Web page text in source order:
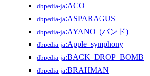
dbpedia-ja:ACO
dbpedia-ja:ASPARAGUS
dbpedia-ja:AYANO_(バンド)
dbpedia-ja:Apple_symphony
dbpedia-ja:BACK_DROP_BOMB
dbpedia-ja:BRAHMAN